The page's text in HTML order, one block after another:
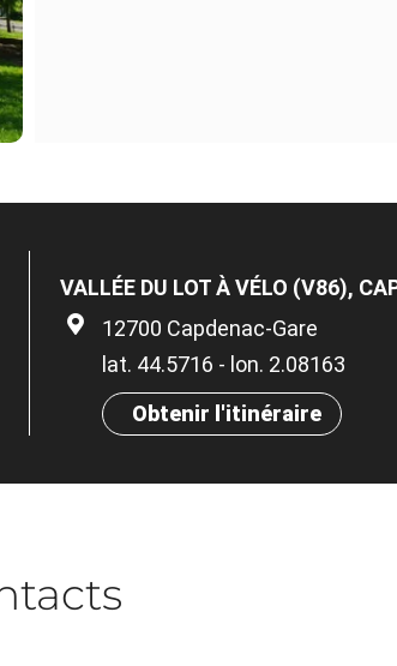
VALLÉE DU LOT À VÉLO (V86),
12700 Capdenac-Gare
lat. 44.5716 - lon. 2.08163
Obtenir l'itinéraire